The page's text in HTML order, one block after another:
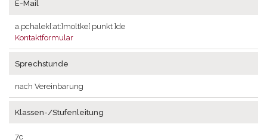
E-Mail
a.pchalek{:at:}moltke[ punkt ]de
Kontaktformular
Sprechstunde
nach Vereinbarung
Klassen-/Stufenleitung
7c